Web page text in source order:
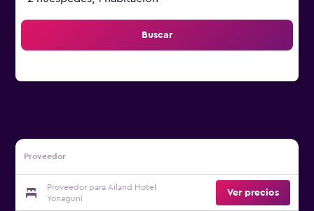
Buscar
Proveedor
Proveedor para Ailand Hotel
Yonaguni
Ver precios